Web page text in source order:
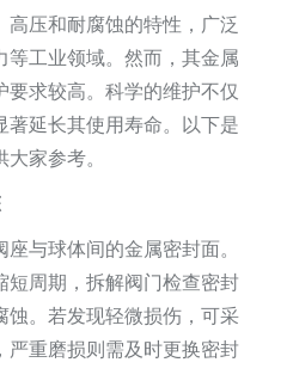
高压和耐腐蚀的特性，广泛
等工业领域。然而，其金属
要求较高。科学的维护不仅
著延长其使用寿命。以下是
家参考。
与球体间的金属密封面。
短周期，拆解阀门检查密封
蚀。若发现轻微损伤，可采
严重磨损则需及时更换密封